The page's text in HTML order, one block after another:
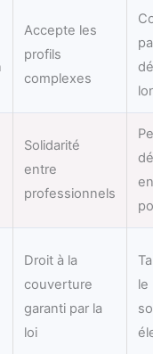
Accepte les
profils
complexes
Solidarité
entre
professionnels
Droit à la
couverture
garanti par la
loi
le